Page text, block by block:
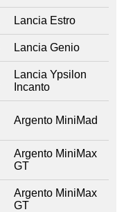
Lancia Estro
Lancia Genio
Lancia Ypsilon
Incanto
Argento MiniMad
Argento MiniMax
GT
Argento MiniMax
GT